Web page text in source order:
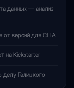
данных — анализ
от версий для США
на Kickstarter
делу Галицкого